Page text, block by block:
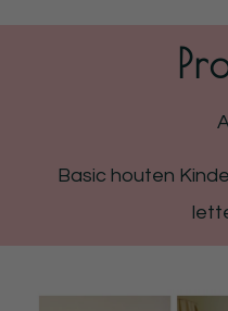
Basic houten